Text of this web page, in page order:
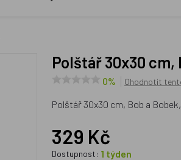
Polštář 30x30
0% Ohodnotit
Polštář 30x30 cm, Bob a
329 Kč
Dostupnost: 1 týden